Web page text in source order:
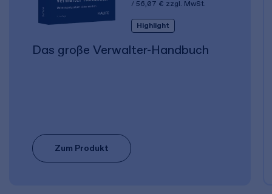
56,07 € zzgl. MwSt.
Highlight
Das große Verwalter-Handbuch
Zum Produkt